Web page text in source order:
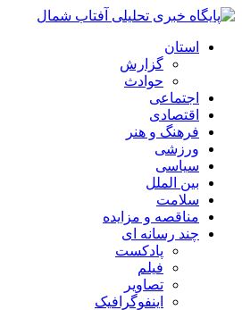
استان
گزارش
حوادث
اجتماعی
اقتصادی
فرهنگ و هنر
ورزشی
سیاسی
بین الملل
سلامت
مناقصه و مزایده
چند رسانه ای
پادکست
فیلم
تصاویر
اینفوگرافیک